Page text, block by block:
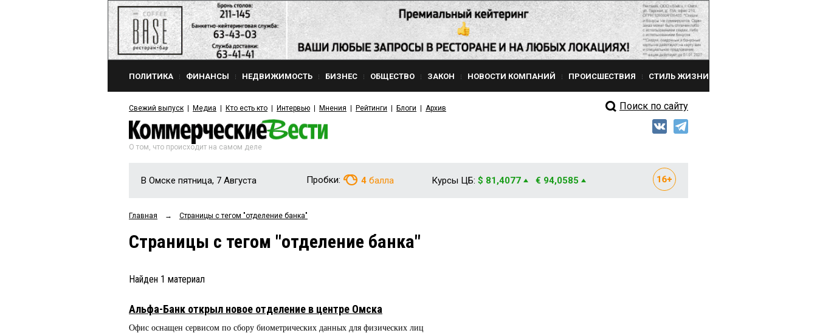
ПОЛИТИКА ФИНАНСЫ НЕДВИЖИМОСТЬ БИЗНЕС ОБЩЕСТВО ЗАКОН НОВОСТИ КОМПАНИЙ ПРОИСШЕСТВИЯ СТИЛЬ ЖИЗНИ
Свежий выпуск Медиа Кто есть кто Интервью Мнения Рейтинги Блоги Архив Поиск по сайту
О том, что происходит на самом деле
В Омске пятница, 7 Августа Пробки: 4 балла Курсы ЦБ: $ 81,4077 € 94,0585
Главная → Страницы c тегом "отделение банка"
Страницы c тегом "отделение банка"
Найден 1 материал
Альфа-Банк открыл новое отделение в центре Омска
Офис оснащен сервисом по сбору биометрических данных для физических лиц